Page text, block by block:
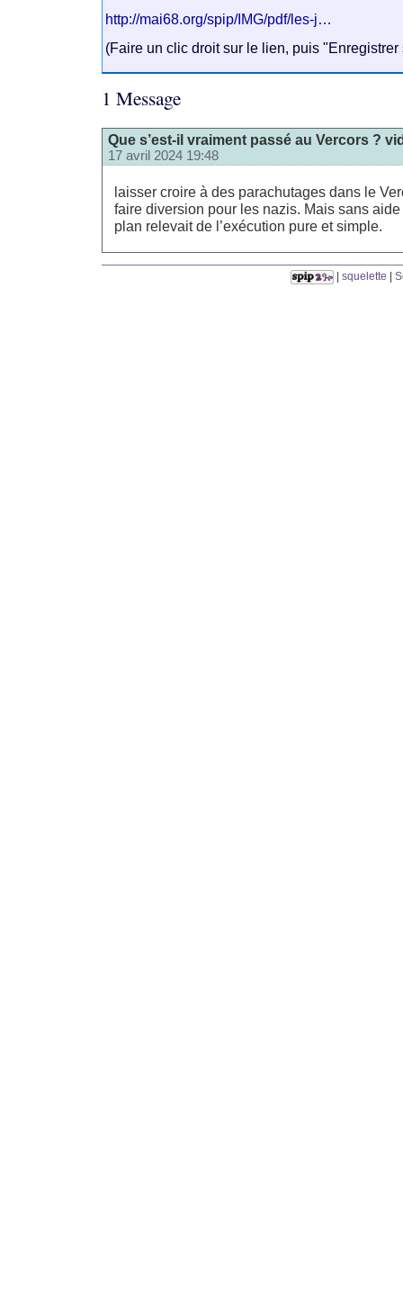
http://mai68.org/spip/IMG/pdf/les-j…
(Faire un clic droit sur le lien, puis "Enregistrer
1 Message
Que s’est-il vraiment passé au Vercors ?
17 avril 2024 19:48
laisser croire à des parachutages dans le
faire diversion pour les nazis. Mais sans
plan relevait de l’exécution pure et simple.
| squelette |